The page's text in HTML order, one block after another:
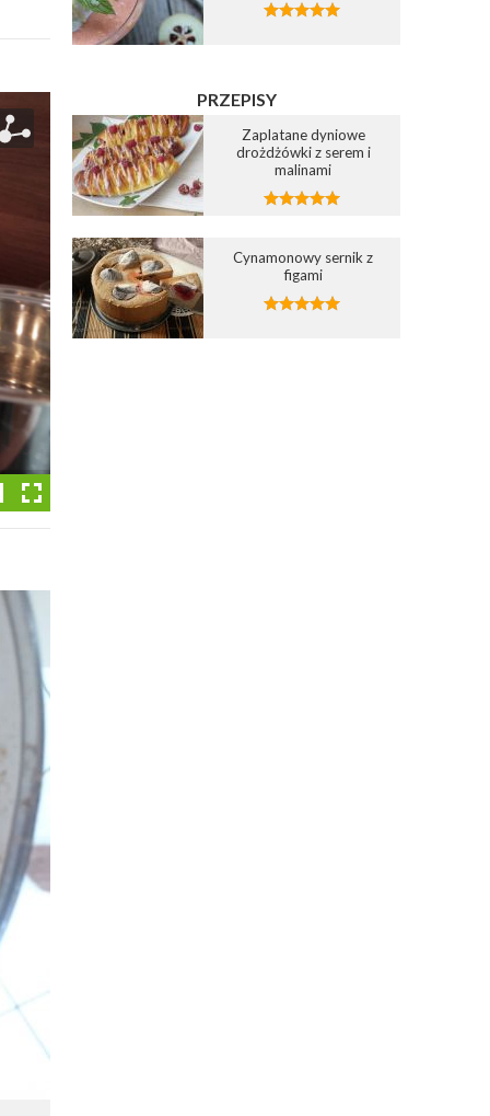
PRZEPISY
Zaplatane dyniowe
drożdżówki z serem i
malinami
Cynamonowy sernik z
figami